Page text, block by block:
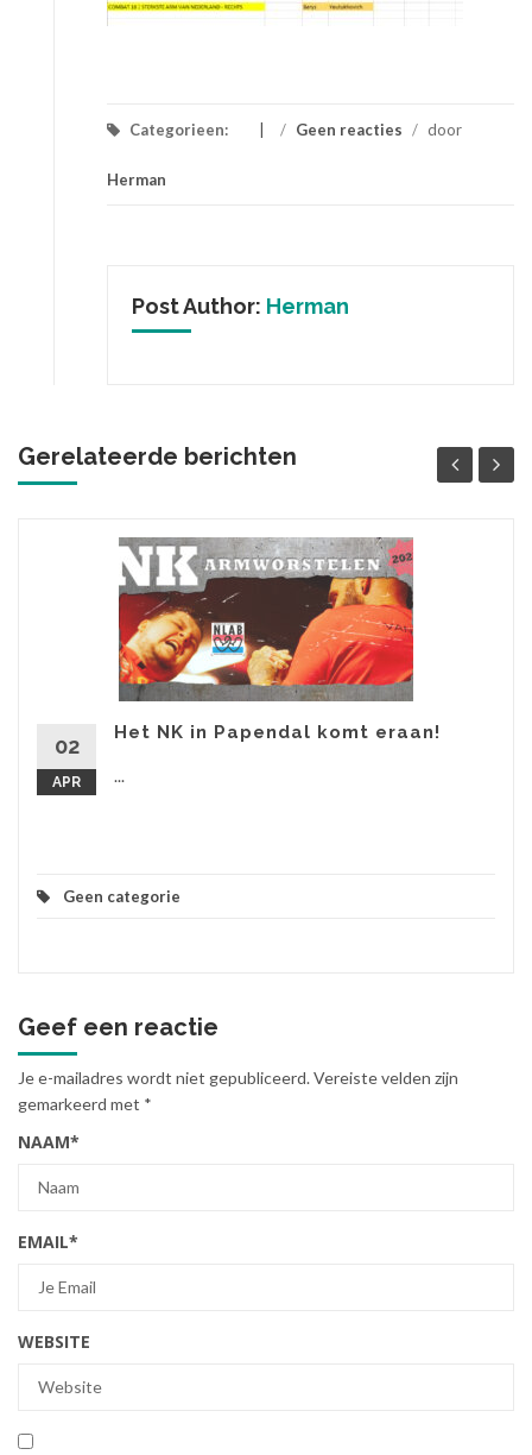
Categorieen: / Geen reacties / door
Herman
Post Author: Herman
Gerelateerde berichten
02
APR
Het NK in Papendal komt eraan!
...
Geen categorie
Geef een reactie
Je e-mailadres wordt niet gepubliceerd.Vereiste velden zijn
gemarkeerd met *
NAAM*
EMAIL*
WEBSITE